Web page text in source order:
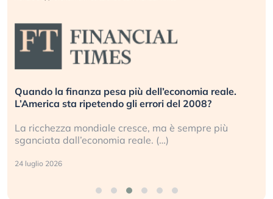
Quando la finanza pesa più dell’economia reale.
L’America sta ripetendo gli errori del 2008?
La ricchezza mondiale cresce, ma è sempre più
sganciata dall’economia reale. (…)
24 luglio 2026